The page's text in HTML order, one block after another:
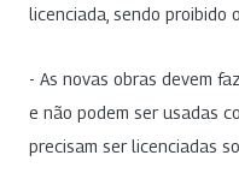
licenciada, sendo proibido
- As novas obras devem
e não podem ser usadas
precisam ser licenciadas